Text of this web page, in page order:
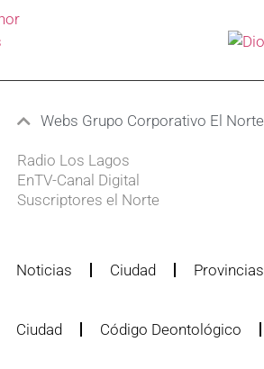
Webs Grupo Corporativo El Norte
Radio Los Lagos
EnTV-Canal Digital
Suscriptores el Norte
Noticias Ciudad Provincias
Ciudad Código Deontológico